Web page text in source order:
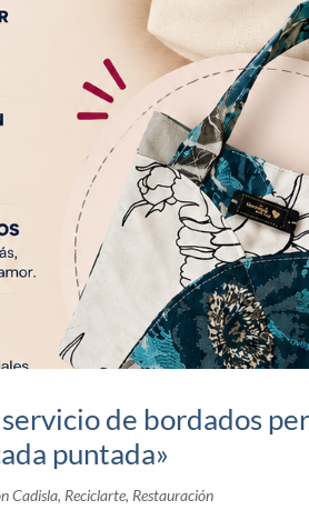
de bordados
puntada»
Cadisla, Reciclarte, Restauración